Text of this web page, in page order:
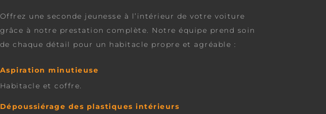
Offrez une seconde jeunesse à l’intérieur de votre voiture
grâce à notre prestation complète. Notre équipe prend soin
de chaque détail pour un habitacle propre et agréable :
Aspiration minutieuse
Habitacle et coffre.
Dépoussiérage des plastiques intérieurs